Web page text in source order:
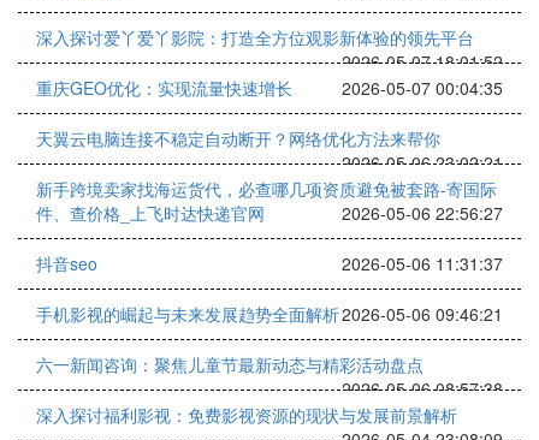
深入探讨爱丫爱丫影院：打造全方位观影新体验的领先平台
2026-05-07 18:01:52
重庆GEO优化：实现流量快速增长
2026-05-07 00:04:35
天翼云电脑连接不稳定自动断开？网络优化方法来帮你
2026-05-06 23:02:21
新手跨境卖家找海运货代，必查哪几项资质避免被套路-寄国际
件、查价格_上飞时达快递官网
2026-05-06 22:56:27
抖音seo 2026-05-06 11:31:37
手机影视的崛起与未来发展趋势全面解析2026-05-06 09:46:21
六一新闻咨询：聚焦儿童节最新动态与精彩活动盘点
2026-05-06 08:57:38
深入探讨福利影视：免费影视资源的现状与发展前景解析